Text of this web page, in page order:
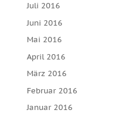
Juli 2016
Juni 2016
Mai 2016
April 2016
März 2016
Februar 2016
Januar 2016